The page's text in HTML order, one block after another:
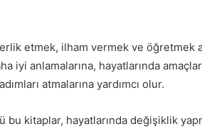
etmek, ilham vermek ve öğretmek
iyi anlamalarına, hayatlarında
atmalarına yardımcı olur.
kitaplar, hayatlarında değişiklik